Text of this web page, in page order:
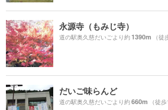
永源寺（もみじ寺）
道の駅奥久慈だいごより約1390m （徒
だいご味らんど
道の駅奥久慈だいごより約660m （徒